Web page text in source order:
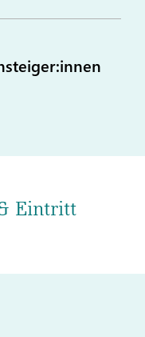
Eintritt